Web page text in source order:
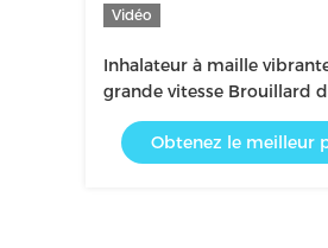
Vidéo
Inhalateur à maille
grande vitesse Brouillard
de blocage Éteindre
automatiquement /
faible consommation de
Obtenez le meilleur